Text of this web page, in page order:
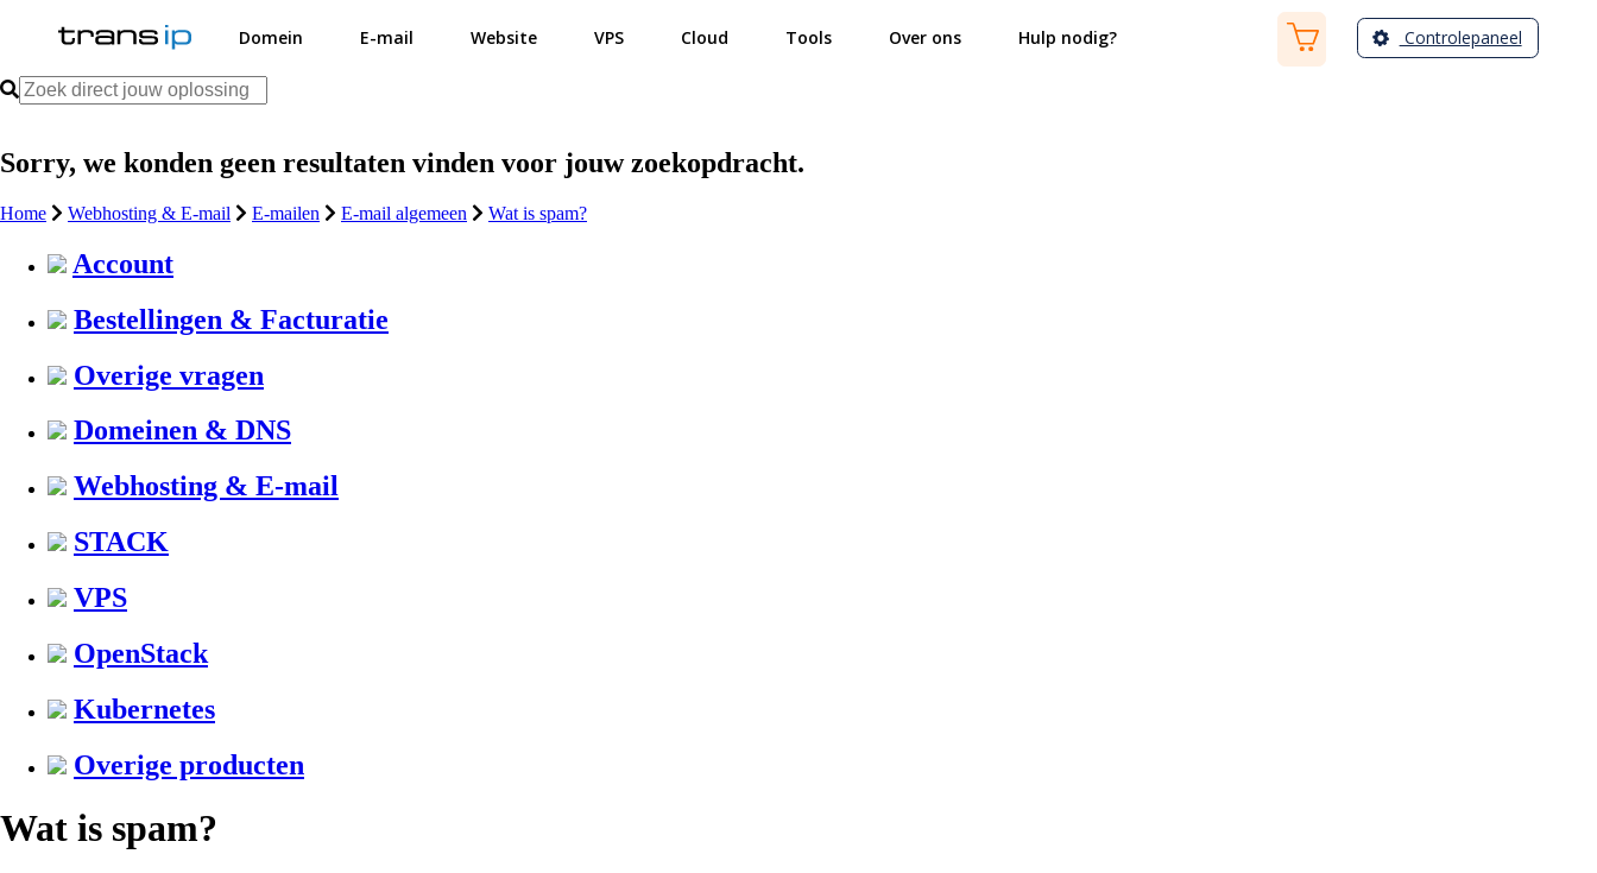
Domein E-mail Website VPS Cloud Tools Over ons Hulp nodig? Controlepaneel
Sorry, we konden geen resultaten vinden voor jouw zoekopdracht.
Home Webhosting & E-mail E-mailen E-mail algemeen Wat is spam?
Account
Bestellingen & Facturatie
Overige vragen
Domeinen & DNS
Webhosting & E-mail
STACK
VPS
OpenStack
Kubernetes
Overige producten
Wat is spam?